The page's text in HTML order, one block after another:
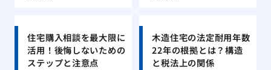
住宅購入相談を最大限に
活用！後悔しないための
ステップと注意点
木造住宅の法定耐用年数
22年の根拠とは？構造
と税法上の関係